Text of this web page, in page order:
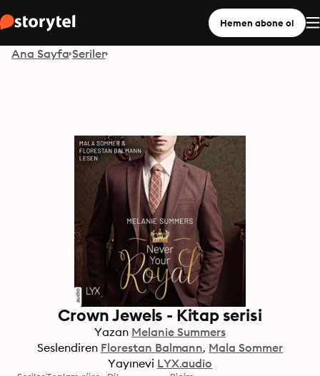
Hemen abone ol
Ana Sayfa Seriler
Crown Jewels - Kitap serisi
Yazan Melanie Summers
Seslendiren Florestan Balmann Mala Sommer
Yayınevi LYX.audio